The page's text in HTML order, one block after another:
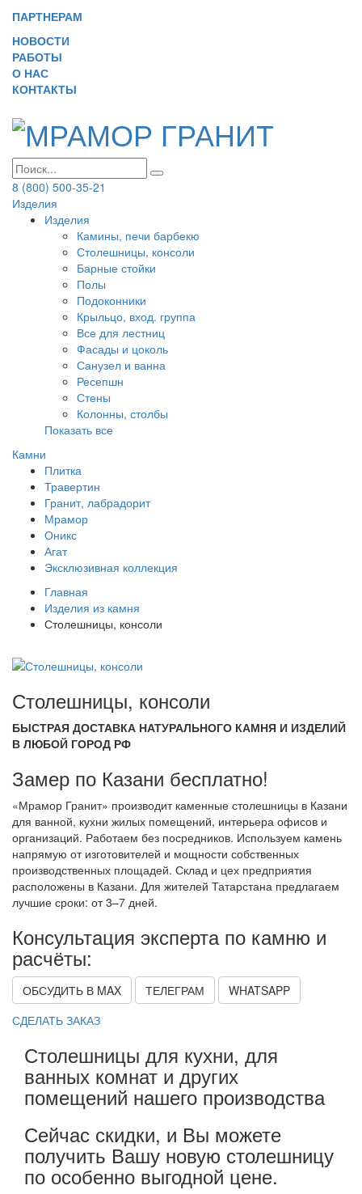
ПАРТНЕРАМ
НОВОСТИ
РАБОТЫ
О НАС
КОНТАКТЫ
8 (800) 500-35-21
Изделия
Изделия
Камины, печи барбекю
Столешницы, консоли
Барные стойки
Полы
Подоконники
Крыльцо, вход. группа
Все для лестниц
Фасады и цоколь
Санузел и ванна
Ресепшн
Стены
Колонны, столбы
Показать все
Камни
Плитка
Травертин
Гранит, лабрадорит
Мрамор
Оникс
Агат
Эксклюзивная коллекция
Главная
Изделия из камня
Столешницы, консоли
Столешницы, консоли
БЫСТРАЯ ДОСТАВКА НАТУРАЛЬНОГО КАМНЯ И ИЗДЕЛИЙ
В ЛЮБОЙ ГОРОД РФ
Замер по Казани бесплатно!
«Мрамор Гранит» производит каменные столешницы в Казани
для ванной, кухни жилых помещений, интерьера офисов и
организаций. Работаем без посредников. Используем камень
напрямую от изготовителей и мощности собственных
производственных площадей. Склад и цех предприятия
расположены в Казани. Для жителей Татарстана предлагаем
лучшие сроки: от 3–7 дней.
Консультация эксперта по камню и
расчёты:
ОБСУДИТЬ В MAX ТЕЛЕГРАМ
WHATSAPP
СДЕЛАТЬ ЗАКАЗ
Столешницы для кухни, для
ванных комнат и других
помещений нашего производства
Сейчас скидки, и Вы можете
получить Вашу новую столешницу
по особенно выгодной цене.